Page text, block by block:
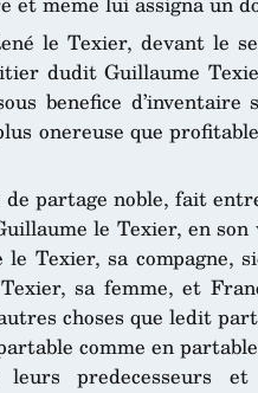
le Texier, devant le
dudit Guillaume
benefice d’inventaire
onereuse que
partage noble, fait
le Texier, en son
Texier, sa compagne,
sa femme, et
choses que ledit
comme en
leurs